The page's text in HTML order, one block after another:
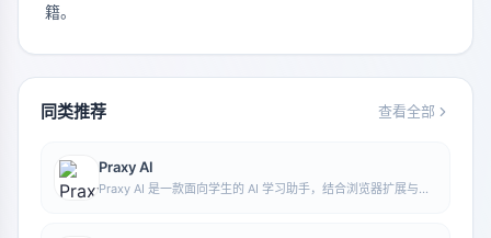
籍。
同类推荐 查看全部
Praxy AI
Praxy AI 是一款面向学生的 AI 学习助手，结合浏览器扩展与虚